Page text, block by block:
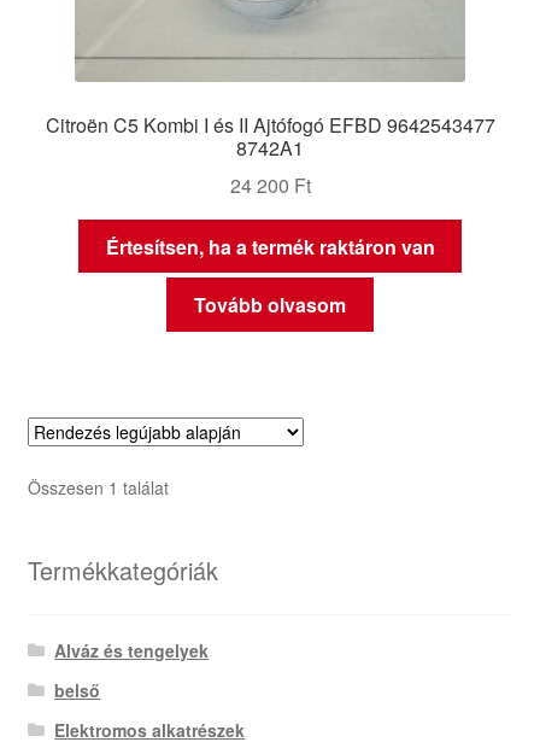
Citroën C5 Kombi I és II Ajtófogó EFBD 9642543477
8742A1
24 200 Ft
Értesítsen, ha a termék raktáron van
Tovább olvasom
Összesen 1 találat
Termékkategóriák
Alváz és tengelyek
belső
Elektromos alkatrészek